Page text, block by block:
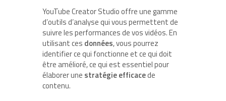
YouTube Creator Studio offre une gamme
d’outils d’analyse qui vous permettent de
suivre les performances de vos vidéos. En
utilisant ces données, vous pourrez
identifier ce qui fonctionne et ce qui doit
être amélioré, ce qui est essentiel pour
élaborer une stratégie efficacede
contenu.